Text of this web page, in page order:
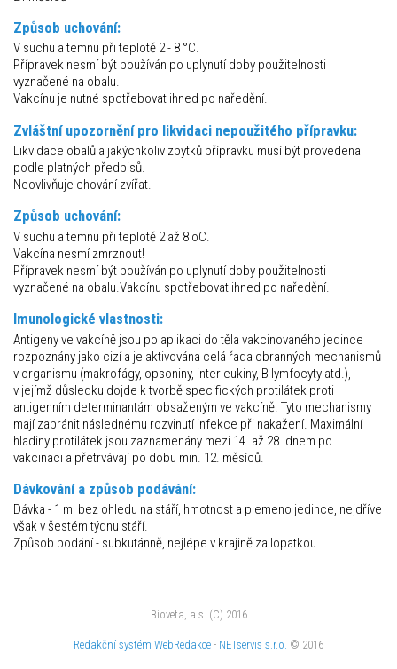
Způsob uchování:
V suchu a temnu při teplotě 2 - 8 °C.
Přípravek nesmí být používán po uplynutí doby použitelnosti
vyznačené na obalu.
Vakcínu je nutné spotřebovat ihned po naředění.
Zvláštní upozornění pro likvidaci nepoužitého přípravku:
Likvidace obalů a jakýchkoliv zbytků přípravku musí být provedena
podle platných předpisů.
Neovlivňuje chování zvířat.
Způsob uchování:
V suchu a temnu při teplotě 2 až 8 oC.
Vakcína nesmí zmrznout!
Přípravek nesmí být používán po uplynutí doby použitelnosti
vyznačené na obalu.Vakcínu spotřebovat ihned po naředění.
Imunologické vlastnosti:
Antigeny ve vakcíně jsou po aplikaci do těla vakcinovaného jedince
rozpoznány jako cizí a je aktivována celá řada obranných mechanismů
v organismu (makrofágy, opsoniny, interleukiny, B lymfocyty atd.),
v jejímž důsledku dojde k tvorbě specifických protilátek proti
antigenním determinantám obsaženým ve vakcíně. Tyto mechanismy
mají zabránit následnému rozvinutí infekce při nakažení. Maximální
hladiny protilátek jsou zaznamenány mezi 14. až 28. dnem po
vakcinaci a přetrvávají po dobu min. 12. měsíců.
Dávkování a způsob podávání:
Dávka - 1 ml bez ohledu na stáří, hmotnost a plemeno jedince, nejdříve
však v šestém týdnu stáří.
Způsob podání - subkutánně, nejlépe v krajině za lopatkou.
Bioveta, a.s. (C) 2016
Redakční systém WebRedakce - NETservis s.r.o. © 2016